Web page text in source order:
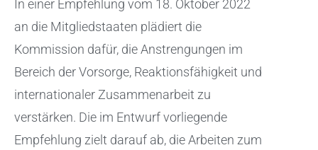
In einer Empfehlung vom 18. Oktober 2022
an die Mitgliedstaaten plädiert die
Kommission dafür, die Anstrengungen im
Bereich der Vorsorge, Reaktionsfähigkeit und
internationaler Zusammenarbeit zu
verstärken. Die im Entwurf vorliegende
Empfehlung zielt darauf ab, die Arbeiten zum